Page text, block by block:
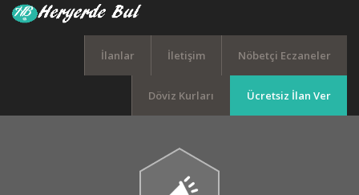
İlanlar İletişim Nöbetçi Eczaneler
Döviz Kurları Ücretsiz İlan Ver